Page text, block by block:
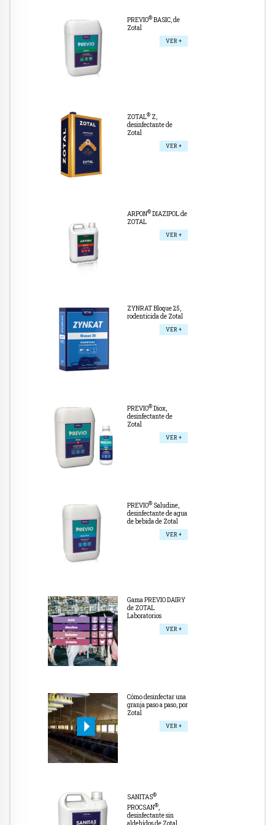
PREVIO®BASIC, de
Zotal
VER +
ZOTAL®Z,
desinfectante de
Zotal
VER +
ARPON®DIAZIPOL de
ZOTAL
VER +
ZYNRAT Bloque 25,
rodenticida de Zotal
VER +
PREVIO®Diox,
desinfectante de
Zotal
VER +
PREVIO®Saludine,
desinfectante de agua
de bebida de Zotal
VER +
Gama PREVIO DAIRY
de ZOTAL
Laboratorios
VER +
Cómo desinfectar una
granja paso a paso, por
Zotal
VER +
SANITAS®
PROCSAN®,
desinfectante sin
aldehídos de Zotal